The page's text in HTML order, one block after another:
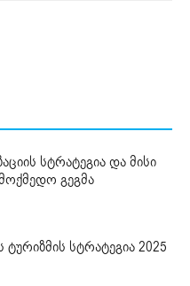
სტრატეგია და მისი
გეგმა
სტრატეგია 2025